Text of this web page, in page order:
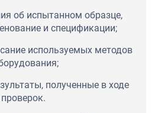
об испытанном образце,
и спецификации;
используемых методов
полученные в ходе